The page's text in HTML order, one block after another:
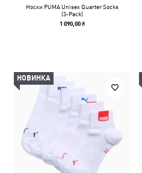
Носки PUMA Unisex Quarter Socks
(3-Pack)
1 090,00 ₴
НОВИНКА